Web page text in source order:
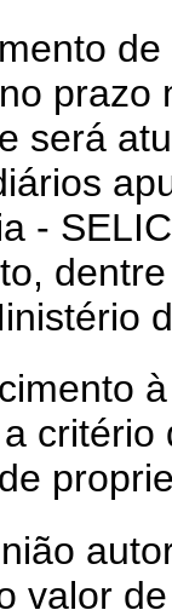
será
-
valor